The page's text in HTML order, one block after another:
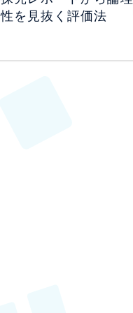
性を見抜く評価法